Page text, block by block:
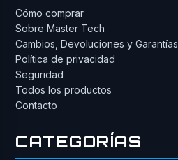
Cómo comprar
Sobre Master Tech
Cambios, Devoluciones y Garantías
Política de privacidad
Seguridad
Todos los productos
Contacto
CATEGORÍAS